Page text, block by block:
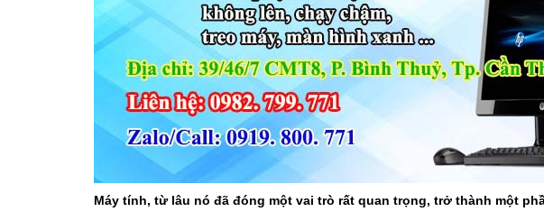
Máy tính, từ lâu nó đã đóng một vai trò rất quan trọng, trở thành một